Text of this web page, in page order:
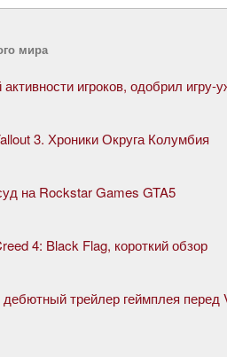
мира
3. Хроники Округа Колумбия
на Rockstar Games GTA5
4: Black Flag, короткий обзор